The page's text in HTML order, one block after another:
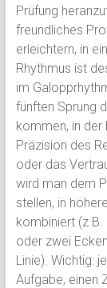
Prüfung
freundliches
erleichtern, in
Rhythmus ist
im
fünften Sprung
kommen, in
Präzision des
oder das
wird man dem
stellen, in
kombiniert (z.B.
oder zwei
Linie). Wichtig:
Aufgabe, einen